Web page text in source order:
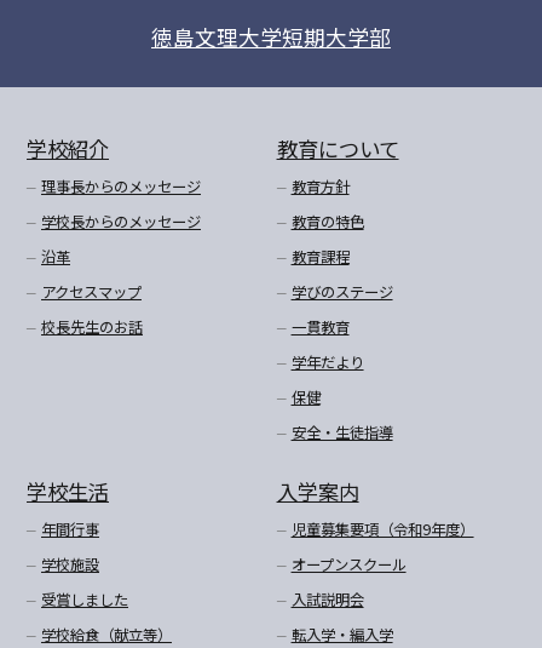
徳島文理大学短期大学部
学校紹介
理事長からのメッセージ
学校長からのメッセージ
沿革
アクセスマップ
校長先生のお話
教育について
教育方針
教育の特色
教育課程
学びのステージ
一貫教育
学年だより
保健
安全・生徒指導
学校生活
年間行事
学校施設
受賞しました
学校給食（献立等）
入学案内
児童募集要項（令和9年度）
オープンスクール
入試説明会
転入学・編入学